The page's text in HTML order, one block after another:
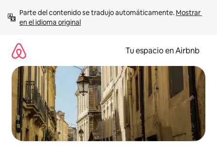
contenido
Parte del contenido se tradujo automáticamente. Mostrar
en el idioma original
Tu espacio en Airbnb